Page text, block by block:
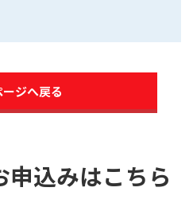
ジへ戻る
申込みはこちら